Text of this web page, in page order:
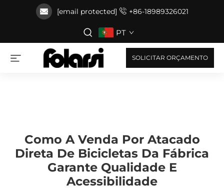
[email protected] +86-18989326021
PT
SOLICITAR ORÇAMENTO
Como A Venda Por Atacado
Direta De Bicicletas Da Fábrica
Garante Qualidade E
Acessibilidade